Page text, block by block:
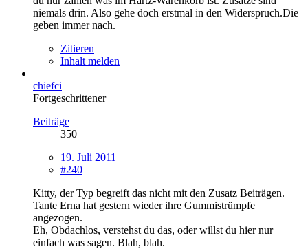
niemals drin. Also gehe doch erstmal in den Widerspruch.Die
geben immer nach.
Zitieren
Inhalt melden
chiefci
Fortgeschrittener
Beiträge
350
19. Juli 2011
#240
Kitty, der Typ begreift das nicht mit den Zusatz Beiträgen.
Tante Erna hat gestern wieder ihre Gummistrümpfe
angezogen.
Eh, Obdachlos, verstehst du das, oder willst du hier nur
einfach was sagen. Blah, blah.